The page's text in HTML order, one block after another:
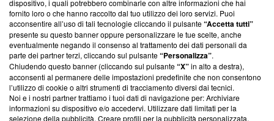
‘Trust Project - News with Integrity’Blasting News non è
ancora membro del programma, ma ha richiesto di farne
parte; Trust Project non ha ancora effettuato una verifica di
conformità agli standard.
Su di noi
Team editoriale
Corporate
dispositivo, i quali potrebbero combinarle con altre informazioni che hai
fornito loro o che hanno raccolto dal tuo utilizzo dei loro servizi. Puoi
acconsentire all’uso di tali tecnologie cliccando il pulsante“Accetta tutti”
presente su questo banner oppure personalizzare le tue scelte, anche
eventualmente negando il consenso al trattamento dei dati personali da
parte dei partner terzi, cliccando sul pulsante“Personalizza”.
Chiudendo questo banner (cliccando sul pulsante“X”in alto a destra),
acconsenti al permanere delle impostazioni predefinite che non consentono
l’utilizzo di cookie o altri strumenti di tracciamento diversi dai tecnici.
Noi e i nostri partner trattiamo i tuoi dati di navigazione per: Archiviare
informazioni su dispositivo e/o accedervi. Utilizzare dati limitati per la
selezione della pubblicità. Creare profili per la pubblicità personalizzata.